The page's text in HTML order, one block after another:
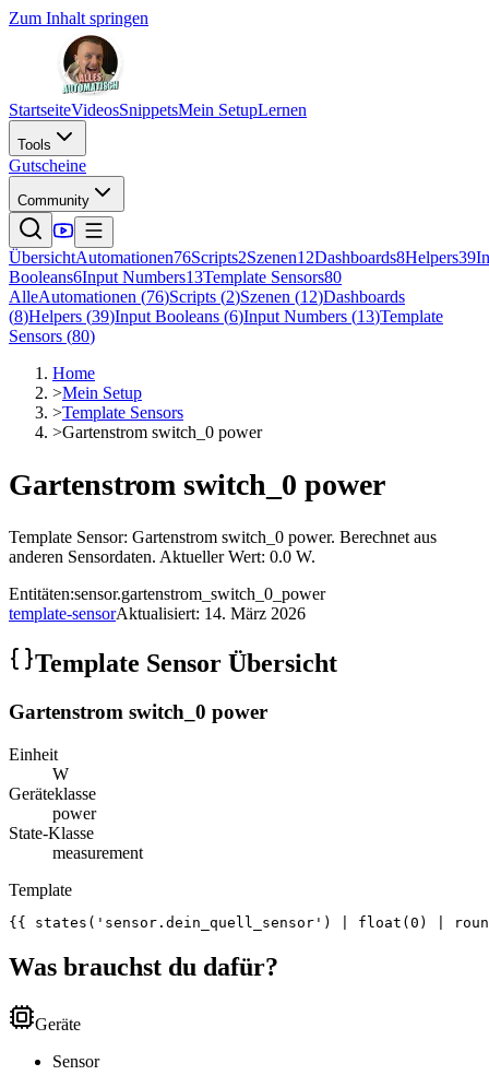
Zum Inhalt springen
StartseiteVideosSnippetsMein SetupLernen
Tools
Gutscheine
Community
ÜbersichtAutomationen76Scripts2Szenen12Dashboards8Helpers39
Booleans6Input Numbers13Template Sensors80
AlleAutomationen (76)Scripts (2)Szenen (12)Dashboards
(8)Helpers (39)Input Booleans (6)Input Numbers (13)Template
Sensors (80)
Home
>Mein Setup
>Template Sensors
>Gartenstrom switch_0 power
Gartenstrom switch_0 power
Template Sensor: Gartenstrom switch_0 power. Berechnet aus
anderen Sensordaten. Aktueller Wert: 0.0 W.
Entitäten:sensor.gartenstrom_switch_0_power
template-sensorAktualisiert: 14. März 2026
Template Sensor Übersicht
Gartenstrom switch_0 power
Einheit
W
Geräteklasse
power
State-Klasse
measurement
Template
{{ states('sensor.dein_quell_sensor') | float(0) |
Was brauchst du dafür?
Geräte
Sensor